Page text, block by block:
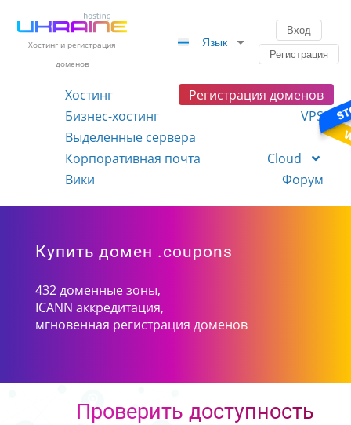
Хостинг и регистрация
доменов
Язык
Вход
Регистрация
Хостинг
Регистрация доменов
Бизнес-хостинг
VPS
Выделенные сервера
Корпоративная почта
Cloud
Вики
Форум
Купить домен .coupons
432 доменные зоны,
ICANN аккредитация,
мгновенная регистрация доменов
Проверить доступность